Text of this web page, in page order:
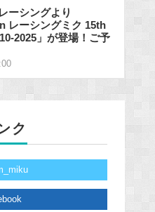
ーシングより
レーシングミク 15th
2025」が登場！ご予
ク